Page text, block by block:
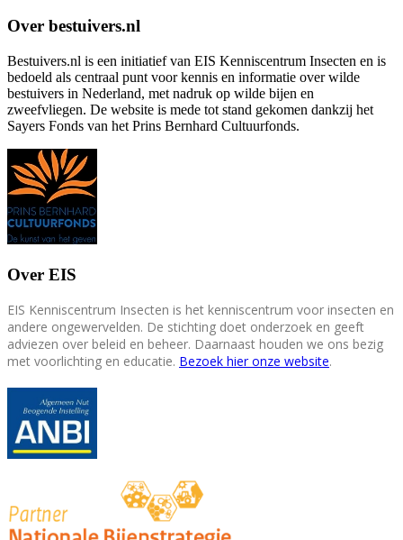
Over bestuivers.nl
Bestuivers.nl is een initiatief van EIS Kenniscentrum Insecten en is
bedoeld als centraal punt voor kennis en informatie over wilde
bestuivers in Nederland, met nadruk op wilde bijen en
zweefvliegen. De website is mede tot stand gekomen dankzij het
Sayers Fonds van het Prins Bernhard Cultuurfonds.
Over EIS
EIS Kenniscentrum Insecten is het kenniscentrum voor insecten en
andere ongewervelden. De stichting doet onderzoek en geeft
adviezen over beleid en beheer. Daarnaast houden we ons bezig
met voorlichting en educatie. Bezoek hier onze website.